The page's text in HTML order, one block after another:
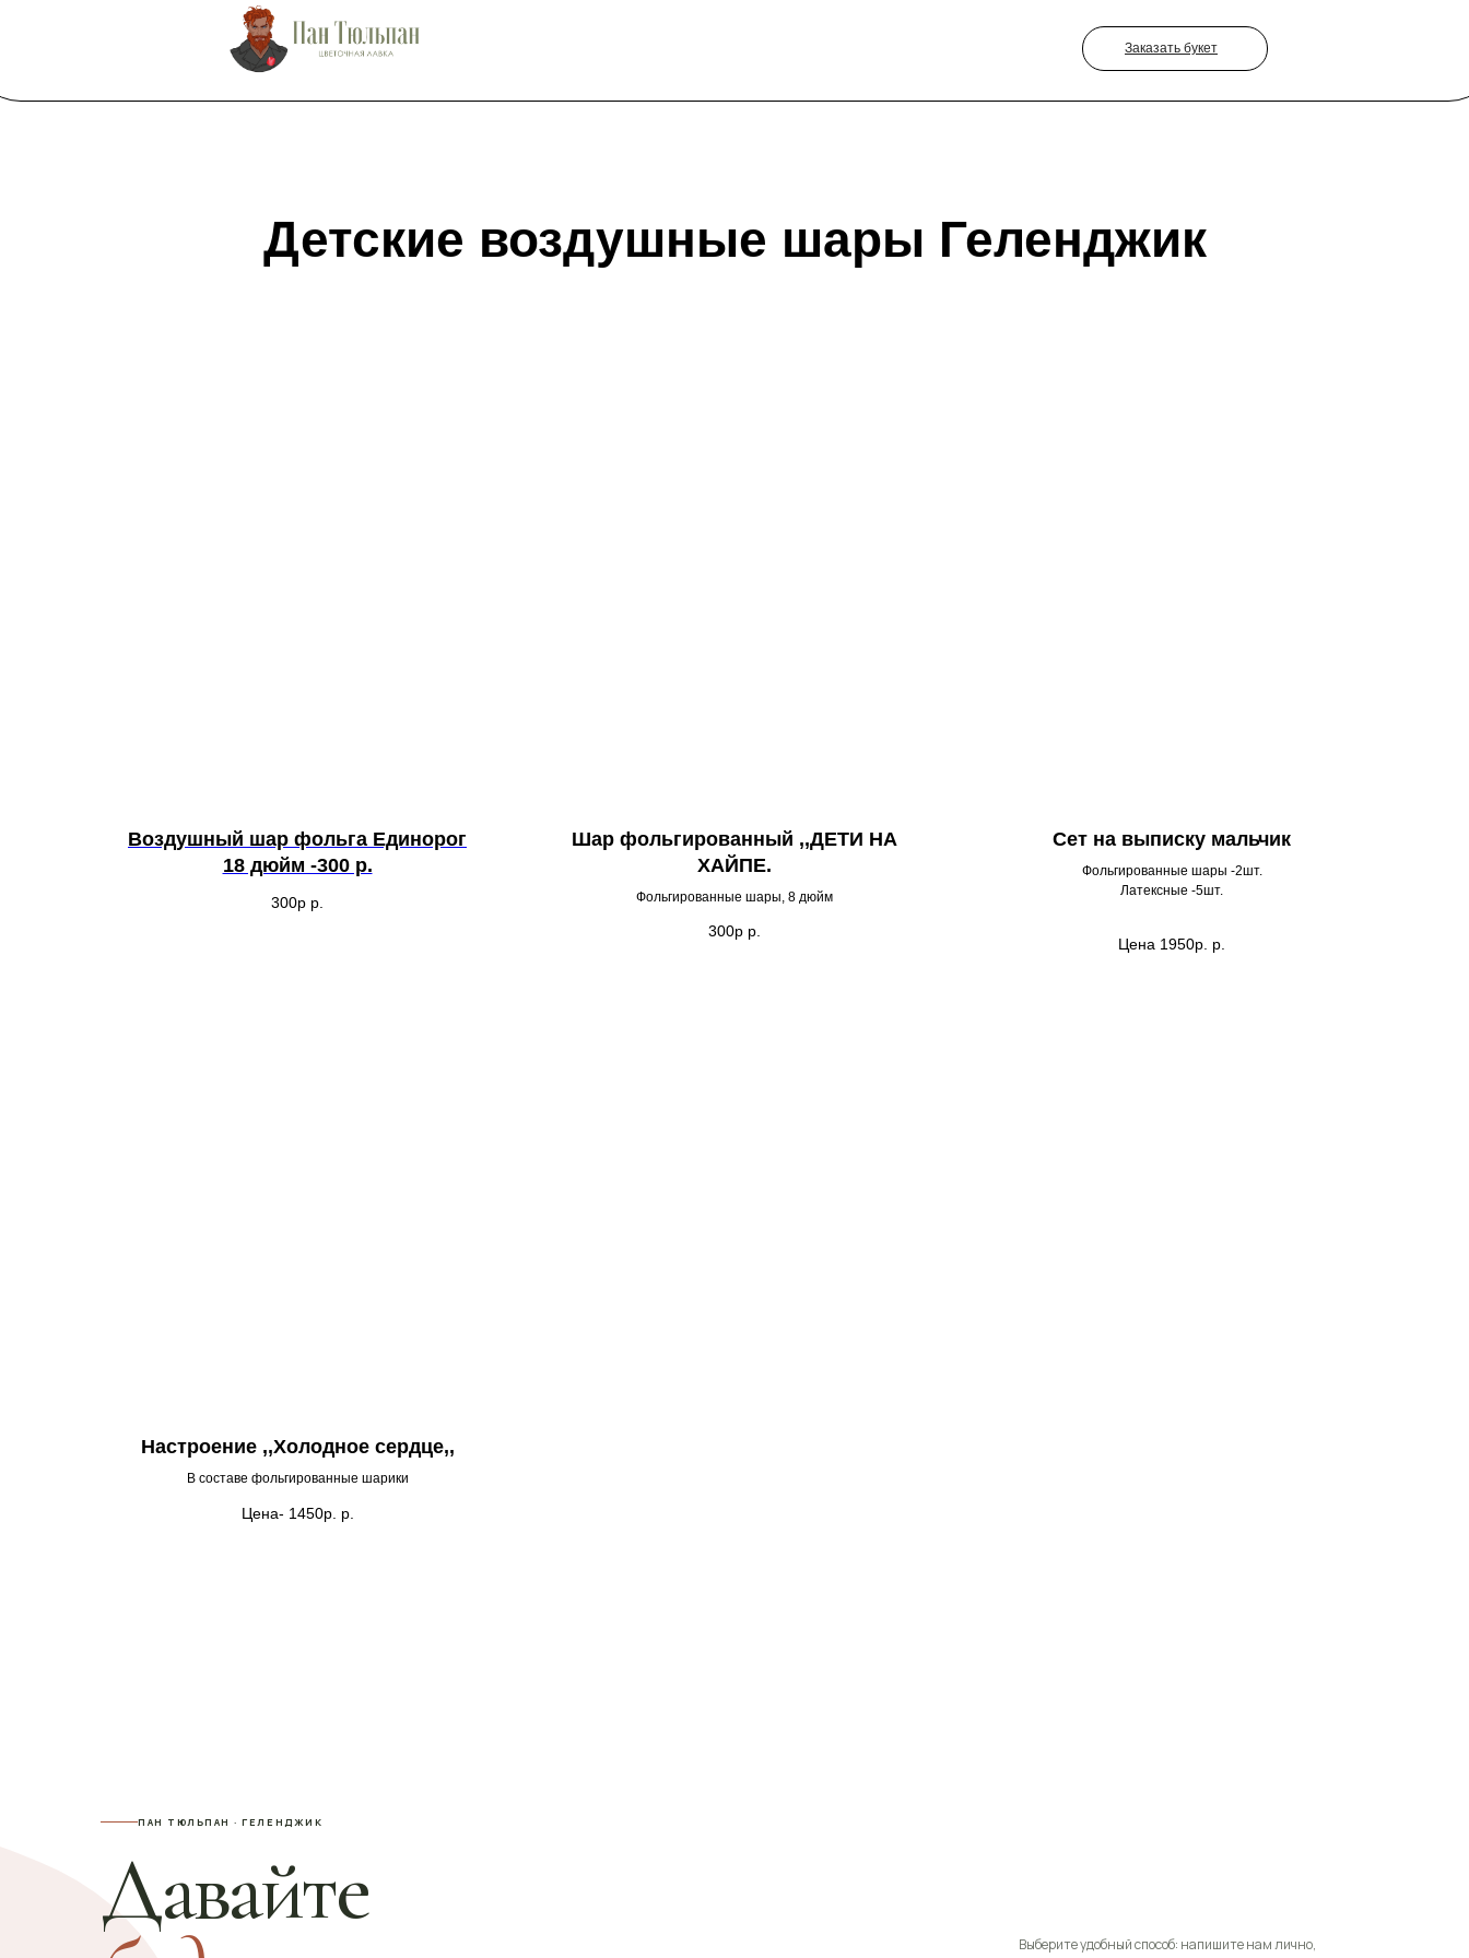
Заказать букет
Детские воздушные шары Геленджик
Воздушный шар фольга Единорог
18 дюйм -300 р.
300р р.
Шар фольгированный ,,ДЕТИ НА
ХАЙПЕ.
Фольгированные шары, 8 дюйм
300р р.
Сет на выписку мальчик
Фольгированные шары -2шт.
Латексные -5шт.
Цена 1950р. р.
Настроение ,,Холодное сердце,,
В составе фольгированные шарики
Цена- 1450р. р.
ПАН ТЮЛЬПАН · ГЕЛЕНДЖИК
Давайте
Выберите удобный способ: напишите нам лично,